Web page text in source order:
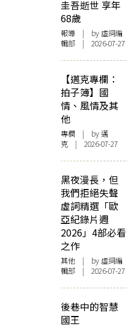
圭吾逝世 享年
68歲
報導 | by 虛詞編
輯部 | 2026-07-27
【邁克專欄：
拍子簿】國
情、風情及其
他
專欄 | by邁
克 | 2026-07-27
黑夜漫長，但
我們拒絕失聲
虛詞精選「歐
亞紀錄片週
2026」4部必看
之作
其他 | by 虛詞編
輯部 | 2026-07-27
後巷中的智慧
國王